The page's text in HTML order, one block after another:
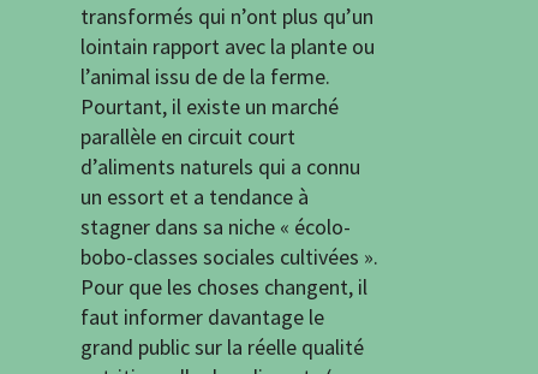
transformés qui n’ont plus qu’un
lointain rapport avec la plante ou
l’animal issu de de la ferme.
Pourtant, il existe un marché
parallèle en circuit court
d’aliments naturels qui a connu
un essort et a tendance à
stagner dans sa niche « écolo-
bobo-classes sociales cultivées ».
Pour que les choses changent, il
faut informer davantage le
grand public sur la réelle qualité